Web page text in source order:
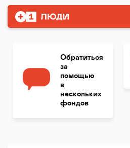
Обратиться
за
помощью
в
нескольких
фондов